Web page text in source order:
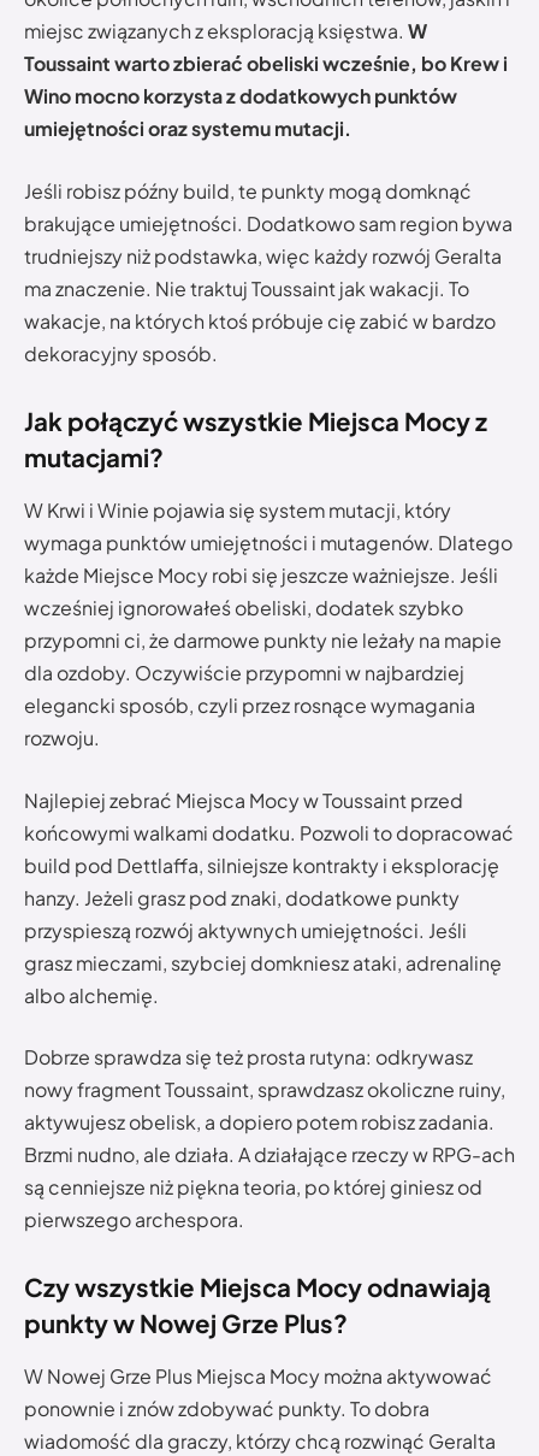
miejsc związanych z eksploracją księstwa. W
Toussaint warto zbierać obeliski wcześnie, bo Krew i
Wino mocno korzysta z dodatkowych punktów
umiejętności oraz systemu mutacji.
Jeśli robisz późny build, te punkty mogą domknąć
brakujące umiejętności. Dodatkowo sam region bywa
trudniejszy niż podstawka, więc każdy rozwój Geralta
ma znaczenie. Nie traktuj Toussaint jak wakacji. To
wakacje, na których ktoś próbuje cię zabić w bardzo
dekoracyjny sposób.
Jak połączyć wszystkie Miejsca Mocy z
mutacjami?
W Krwi i Winie pojawia się system mutacji, który
wymaga punktów umiejętności i mutagenów. Dlatego
każde Miejsce Mocy robi się jeszcze ważniejsze. Jeśli
wcześniej ignorowałeś obeliski, dodatek szybko
przypomni ci, że darmowe punkty nie leżały na mapie
dla ozdoby. Oczywiście przypomni w najbardziej
elegancki sposób, czyli przez rosnące wymagania
rozwoju.
Najlepiej zebrać Miejsca Mocy w Toussaint przed
końcowymi walkami dodatku. Pozwoli to dopracować
build pod Dettlaffa, silniejsze kontrakty i eksplorację
hanzy. Jeżeli grasz pod znaki, dodatkowe punkty
przyspieszą rozwój aktywnych umiejętności. Jeśli
grasz mieczami, szybciej domkniesz ataki, adrenalinę
albo alchemię.
Dobrze sprawdza się też prosta rutyna: odkrywasz
nowy fragment Toussaint, sprawdzasz okoliczne ruiny,
aktywujesz obelisk, a dopiero potem robisz zadania.
Brzmi nudno, ale działa. A działające rzeczy w RPG-ach
są cenniejsze niż piękna teoria, po której giniesz od
pierwszego archespora.
Czy wszystkie Miejsca Mocy odnawiają
punkty w Nowej Grze Plus?
W Nowej Grze Plus Miejsca Mocy można aktywować
ponownie i znów zdobywać punkty. To dobra
wiadomość dla graczy, którzy chcą rozwinąć Geralta